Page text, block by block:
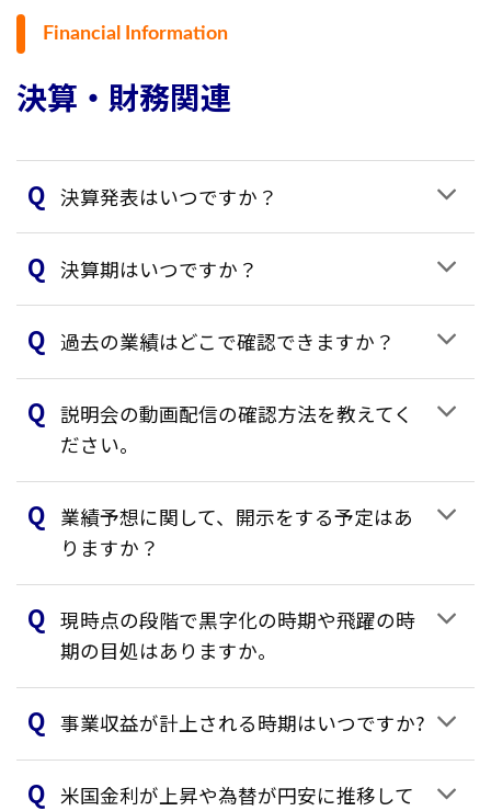
Financial Information
決算・財務関連
決算発表はいつですか？
決算期はいつですか？
過去の業績はどこで確認できますか？
説明会の動画配信の確認方法を教えてく
ださい。
業績予想に関して、開示をする予定はあ
りますか？
現時点の段階で黒字化の時期や飛躍の時
期の目処はありますか。
事業収益が計上される時期はいつですか?
米国金利が上昇や為替が円安に推移して